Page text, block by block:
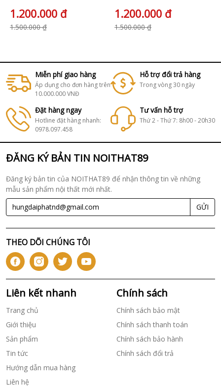
1.200.000 đ
1.500.000 ₫
1.200.000 đ
1.500.000 ₫
Miễn phí giao hàng
Áp dụng cho đơn hàng trên
10.000.000 VNĐ
Hỗ trợ đổi trả hàng
Trong vòng 30 ngày
Đặt hàng ngay
Hotline đặt hàng nhanh:
0978.097.458
Tư vấn hỗ trợ
Thứ 2 - Thứ 7: 8h00 - 20h30
ĐĂNG KÝ BẢN TIN NOITHAT89
Đăng ký bản tin của NOITHAT89 để nhận thông tin về những
mẫu sản phẩm nội thất mới nhất.
GỬI
THEO DÕI CHÚNG TÔI
Liên kết nhanh
Trang chủ
Giới thiệu
Sản phẩm
Tin tức
Hướng dẫn mua hàng
Liên hệ
Chính sách
Chính sách bảo mật
Chính sách thanh toán
Chính sách bảo hành
Chính sách đổi trả